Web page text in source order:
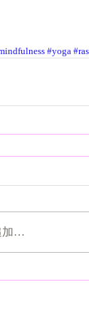
#yoga
加…